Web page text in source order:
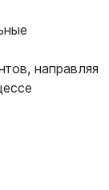
направляя